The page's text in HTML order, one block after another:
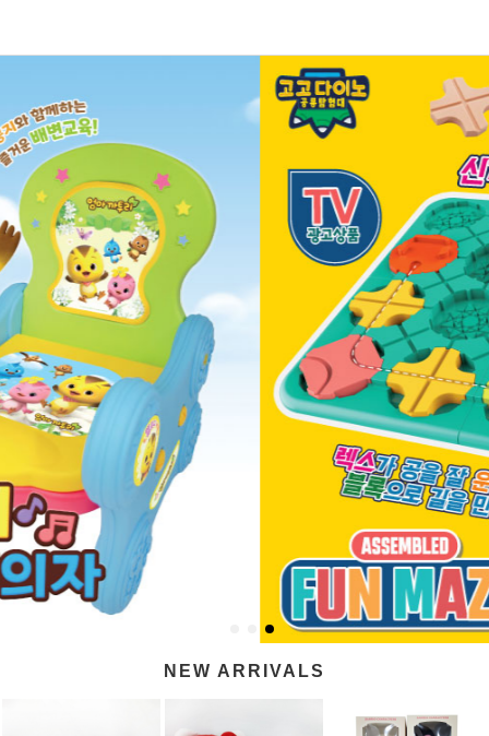
NEW ARRIVALS